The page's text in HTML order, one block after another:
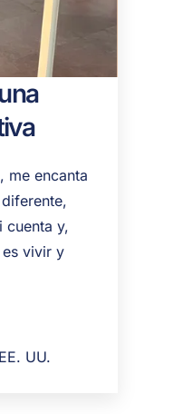
me encanta
cuenta y,
vivir y
UU.